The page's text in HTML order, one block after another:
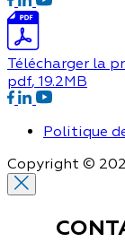
Télécharger la
pdf, 19.2MB
Politique
Copyright ©